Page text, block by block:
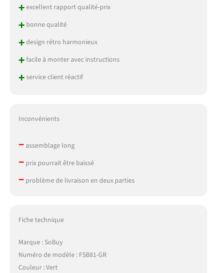
+excellent rapport qualité-prix
+bonne qualité
+design rétro harmonieux
+facile à monter avec instructions
+service client réactif
Inconvénients
– assemblage long
– prix pourrait être baissé
– problème de livraison en deux parties
Fiche technique
Marque : SoBuy
Numéro de modèle : FSB81-GR
Couleur : Vert